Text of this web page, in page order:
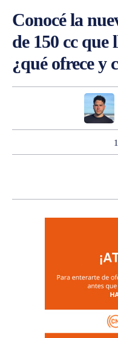
Conocé la
de 150 cc que
¿qué ofrece y